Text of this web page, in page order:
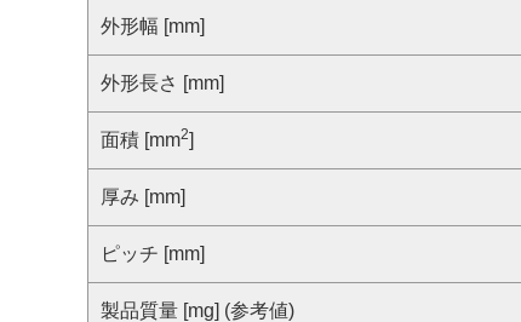
クロスリファレンス検索
あなたの設計に合わせたサポートコンテンツ
サステナビリティ
コンプライアンス通報窓口
外形幅 [mm]
外形長さ [mm]
面積 [mm2]
厚み [mm]
ピッチ [mm]
製品質量 [mg] (参考値)